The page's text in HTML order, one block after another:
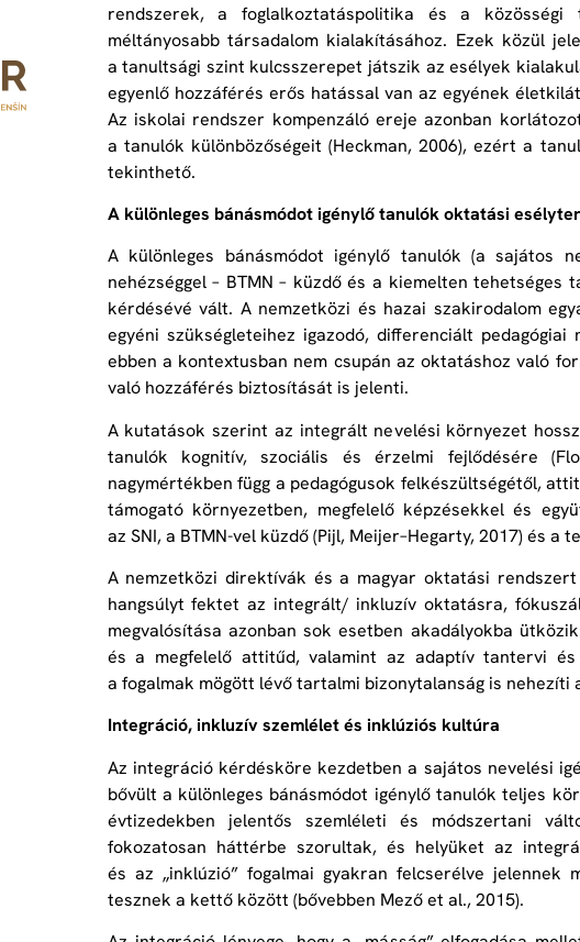
rendszerek, a foglalkoztatáspolitika és a közösségi
méltányosabb társadalom kialakításához. Ezek közül
a tanultsági szint kulcsszerepet játszik az esélyek
egyenlő hozzáférés erős hatással van az egyének
Az iskolai rendszer kompenzáló ereje azonban
a tanulók különbözőségeit (Heckman, 2006), ezért a
tekinthető.
A különleges bánásmódot igénylő tanulók oktatási
A különleges bánásmódot igénylő tanulók (a sajátos
nehézséggel – BTMN – küzdő és a kiemelten tehetséges
kérdésévé vált. A nemzetközi és hazai szakirodalom
egyéni szükségleteihez igazodó, differenciált pedagógiai
ebben a kontextusban nem csupán az oktatáshoz való
való hozzáférés biztosítását is jelenti.
A kutatások szerint az integrált nevelési környezet
tanulók kognitív, szociális és érzelmi fejlődésére
nagymértékben függ a pedagógusok felkészültségétől,
támogató környezetben, megfelelő képzésekkel és
az SNI, a BTMN-vel küzdő (Pijl, Meijer–Hegarty, 2017) és a
A nemzetközi direktívák és a magyar oktatási
hangsúlyt fektet az integrált/ inkluzív oktatásra,
megvalósítása azonban sok esetben akadályokba
és a megfelelő attitűd, valamint az adaptív tantervi
a fogalmak mögött lévő tartalmi bizonytalanság is
Integráció, inkluzív szemlélet és inklúziós kultúra
Az integráció kérdésköre kezdetben a sajátos nevelési
bővült a különleges bánásmódot igénylő tanulók teljes
évtizedekben jelentős szemléleti és módszertani
fokozatosan háttérbe szorultak, és helyüket az
és az „inklúzió” fogalmai gyakran felcserélve jelennek
tesznek a kettő között (bővebben Mező et al., 2015).